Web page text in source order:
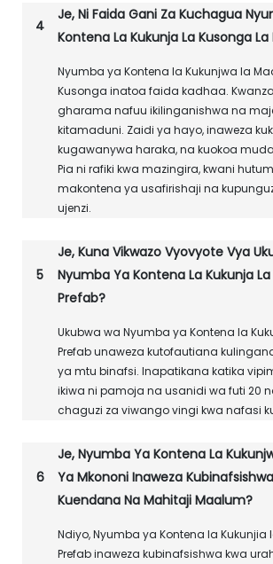
4
Je, Ni Faida Gani Za Kuchagua
Kontena La Kukunja La Kusonga
Nyumba ya Kontena la Kukunjwa la
Kusonga inatoa faida kadhaa.
gharama nafuu ikilinganishwa na
kitamaduni. Zaidi ya hayo, inaweza
kugawanywa haraka, na kuokoa
Pia ni rafiki kwa mazingira, kwani
makontena ya usafirishaji na
ujenzi.
5
Je, Kuna Vikwazo Vyovyote Vya
Nyumba Ya Kontena La Kukunja
Prefab?
Ukubwa wa Nyumba ya Kontena la
Prefab unaweza kutofautiana
ya mtu binafsi. Inapatikana katika
ikiwa ni pamoja na usanidi wa futi 20
chaguzi za viwango vingi kwa nafasi
6
Je, Nyumba Ya Kontena La
Ya Mkononi Inaweza
Kuendana Na Mahitaji Maalum?
Ndiyo, Nyumba ya Kontena la Kukunjia
Prefab inaweza kubinafsishwa kwa